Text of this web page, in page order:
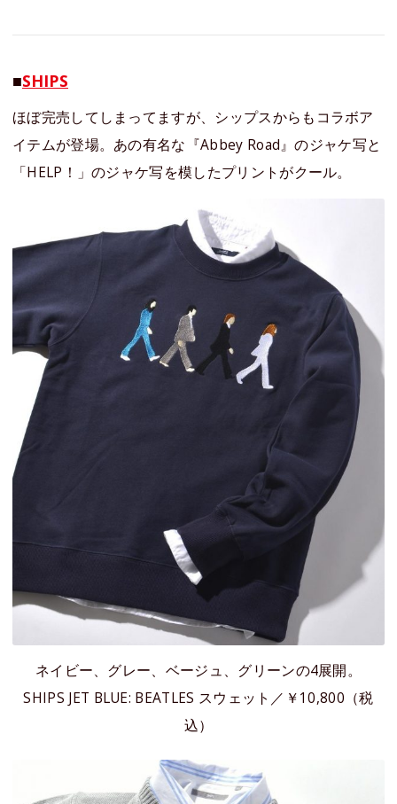
■SHIPS
ほぼ完売してしまってますが、シップスからもコラボア
イテムが登場。あの有名な『Abbey Road』のジャケ写と
「HELP！」のジャケ写を模したプリントがクール。
ネイビー、グレー、ベージュ、グリーンの4展開。
SHIPS JET BLUE: BEATLES スウェット／￥10,800（税
込）